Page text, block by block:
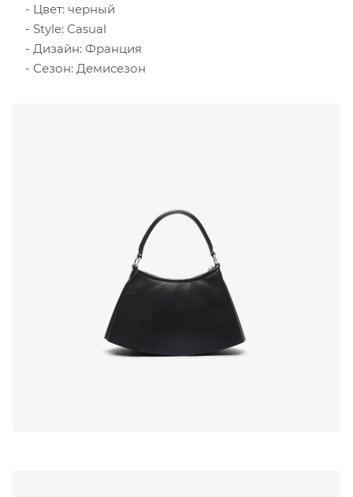
Цвет: черный
Style: Casual
Дизайн: Франция
Сезон: Демисезон